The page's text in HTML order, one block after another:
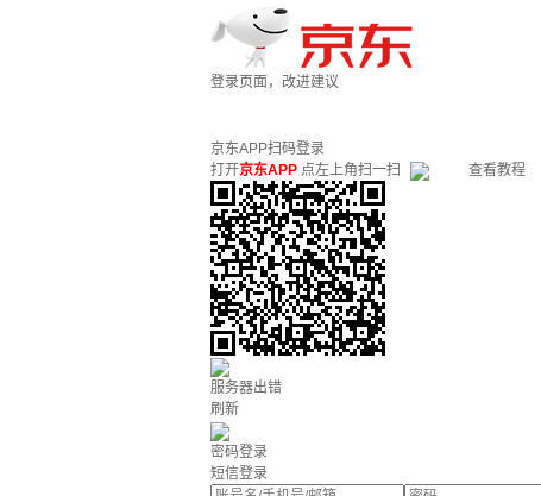
登录页面，改进建议
京东APP扫码登录
打开京东APP 点左上角扫一扫 查看教程
服务器出错
刷新
密码登录
短信登录